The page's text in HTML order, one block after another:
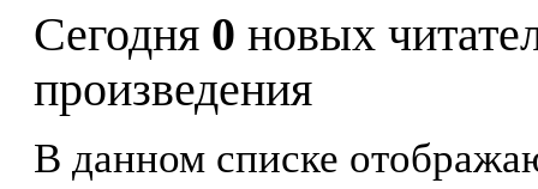
Сегодня 0 новых
произведения
В данном списке